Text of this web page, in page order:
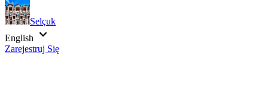
Selçuk
English
Zarejestruj Się